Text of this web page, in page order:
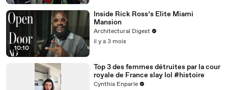
10:10
Inside Rick Ross’s Elite Miami
Mansion
Architectural Digest
il y a 3 mois
Top 3 des femmes détruites par la cour
royale de France slay lol #histoire
Cynthia Enparle